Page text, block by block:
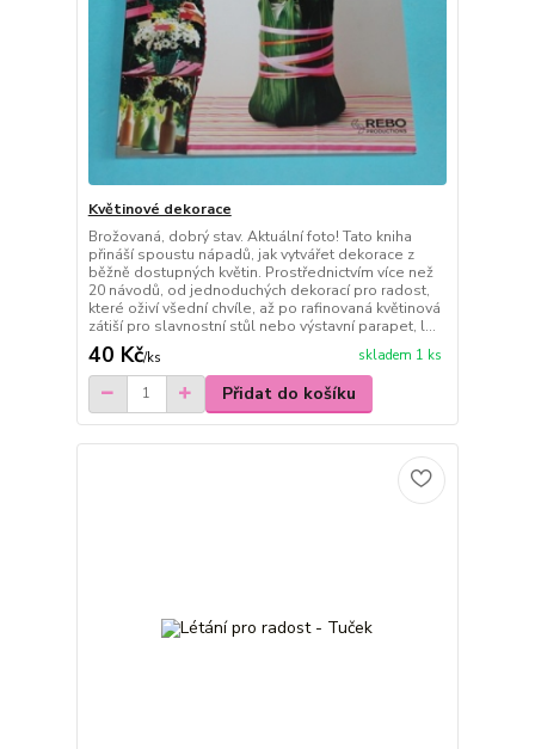
Květinové dekorace
Brožovaná, dobrý stav. Aktuální foto! Tato kniha
přináší spoustu nápadů, jak vytvářet dekorace z
běžně dostupných květin. Prostřednictvím více než
20 návodů, od jednoduchých dekorací pro radost,
které oživí všední chvíle, až po rafinovaná květinová
zátiší pro slavnostní stůl nebo výstavní parapet, l...
40 Kč/ks skladem 1 ks
Přidat do košíku